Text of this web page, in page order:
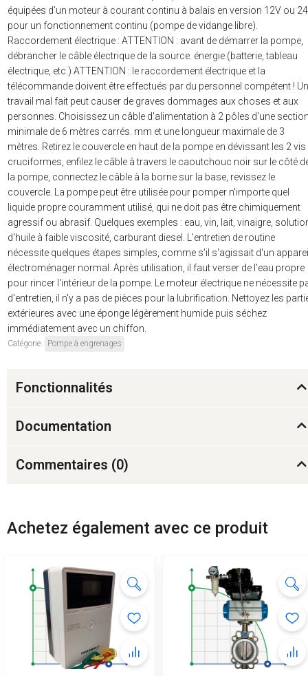
équipées d'un moteur à courant continu à balais en version 12V ou
pour un fonctionnement continu (pompe de vidange libre).
Raccordement électrique : ATTENTION : avant de démarrer la pompe,
débrancher le câble électrique de la source. énergie (batterie, tableau
électrique, etc.) ATTENTION : le raccordement électrique et la
télécommande doivent être effectués par du personnel compétent ! Un
travail mal fait peut causer de graves dommages aux choses et aux
personnes. Choisissez un câble d'alimentation à 2 pôles d'une
minimale de 6 mètres carrés. mm et une longueur maximale de 3
mètres. Retirez le couvercle en haut de la pompe en dévissant les 2 vis
cruciformes, enfilez le câble à travers le caoutchouc noir sur le côté
la pompe, connectez le câble à la borne sur la base, revissez le
couvercle. La pompe peut être utilisée pour pomper n'importe quel
liquide propre couramment utilisé, qui ne doit pas être chimiquement
agressif ou abrasif. Quelques exemples : eau, vin, lait, vinaigre,
d'huile à faible viscosité, carburant diesel. L'entretien de routine
nécessite quelques étapes simples, comme s'il s'agissait d'un
électroménager normal. Après utilisation, il faut verser de l'eau propre
pour rincer l'intérieur de la pompe. Le moteur électrique ne nécessite
d'entretien, il n'y a pas de pièces pour la lubrification. Nettoyez les
extérieures avec une éponge légèrement humide puis séchez
immédiatement avec un chiffon.
Catégorie: Pompe à engrenages
Fonctionnalités
Documentation
Commentaires (0)
Achetez également avec ce produit